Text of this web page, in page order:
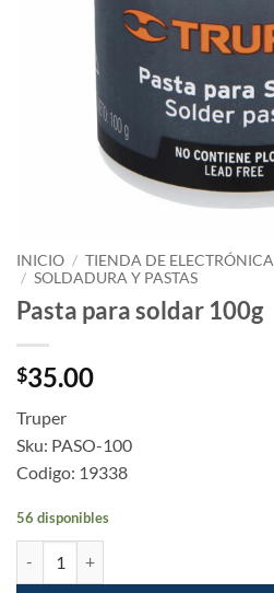
INICIO / TIENDA DE ELECTRÓNICA
/ SOLDADURA Y PASTAS
Pasta para soldar 100g
$35.00
Truper
Sku: PASO-100
Codigo: 19338
56 disponibles